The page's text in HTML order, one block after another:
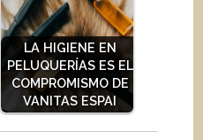
LA HIGIENE EN
PELUQUERÍAS ES EL
COMPROMISMO DE
VANITAS ESPAI